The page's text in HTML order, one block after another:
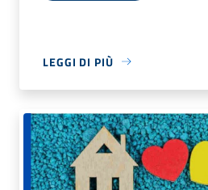
LEGGI DI PIÙ